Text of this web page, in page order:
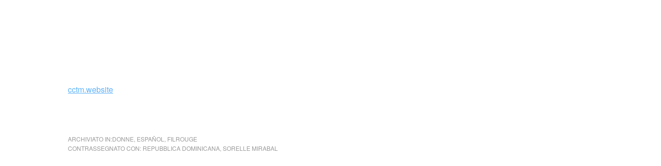
cctm.website
ARCHIVIATO IN:DONNE ESPAÑOL
FILROUGE
CONTRASSEGNATO CON: REPUBBLICA DOMINICANA SORELLE MIRABAL